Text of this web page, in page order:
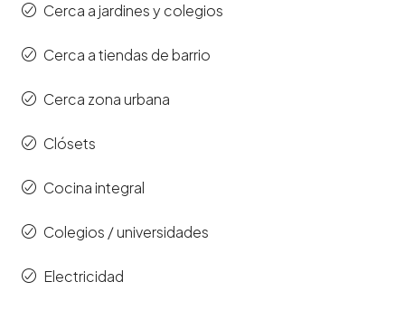
Cerca a jardines y colegios
Cerca a tiendas de barrio
Cerca zona urbana
Clósets
Cocina integral
Colegios / universidades
Electricidad